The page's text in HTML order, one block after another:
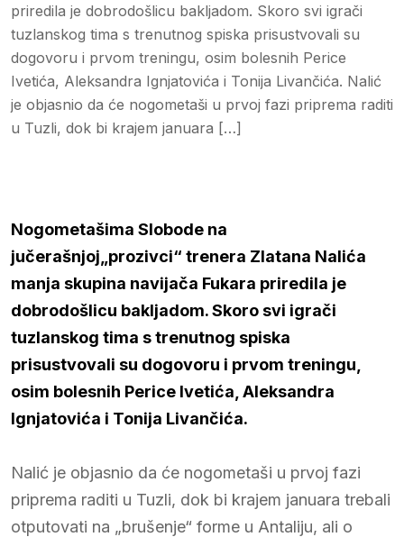
priredila je dobrodošlicu bakljadom. Skoro svi igrači
tuzlanskog tima s trenutnog spiska prisustvovali su
dogovoru i prvom treningu, osim bolesnih Perice
Ivetića, Aleksandra Ignjatovića i Tonija Livančića. Nalić
je objasnio da će nogometaši u prvoj fazi priprema raditi
u Tuzli, dok bi krajem januara […]
Nogometašima Slobode na
jučerašnjoj„prozivci“ trenera Zlatana Nalića
manja skupina navijača Fukara priredila je
dobrodošlicu bakljadom. Skoro svi igrači
tuzlanskog tima s trenutnog spiska
prisustvovali su dogovoru i prvom treningu,
osim bolesnih Perice Ivetića, Aleksandra
Ignjatovića i Tonija Livančića.
Nalić je objasnio da će nogometaši u prvoj fazi
priprema raditi u Tuzli, dok bi krajem januara trebali
otputovati na „brušenje“ forme u Antaliju, ali o